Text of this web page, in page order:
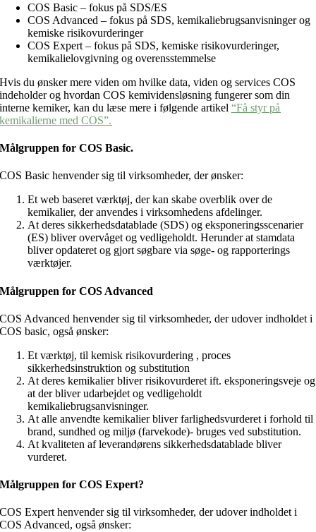
COS Basic – fokus på SDS/ES
COS Advanced – fokus på SDS, kemikaliebrugsanvisninger og
kemiske risikovurderinger
COS Expert – fokus på SDS, kemiske risikovurderinger,
kemikalielovgivning og overensstemmelse
Hvis du ønsker mere viden om hvilke data, viden og services COS
indeholder og hvordan COS kemividensløsning fungerer som din
interne kemiker, kan du læse mere i følgende artikel“Få styr på
kemikalierne med COS”.
Målgruppen for COS Basic.
COS Basic henvender sig til virksomheder, der ønsker:
Et web baseret værktøj, der kan skabe overblik over de
kemikalier, der anvendes i virksomhedens afdelinger.
At deres sikkerhedsdatablade (SDS) og eksponeringsscenarier
(ES) bliver overvåget og vedligeholdt. Herunder at stamdata
bliver opdateret og gjort søgbare via søge- og rapporterings
værktøjer.
Målgruppen for COS Advanced
COS Advanced henvender sig til virksomheder, der udover indholdet i
COS basic, også ønsker:
Et værktøj, til kemisk risikovurdering , proces
sikkerhedsinstruktion og substitution
At deres kemikalier bliver risikovurderet ift. eksponeringsveje og
at der bliver udarbejdet og vedligeholdt
kemikaliebrugsanvisninger.
At alle anvendte kemikalier bliver farlighedsvurderet i forhold til
brand, sundhed og miljø (farvekode)- bruges ved substitution.
At kvaliteten af leverandørens sikkerhedsdatablade bliver
vurderet.
Målgruppen for COS Expert?
COS Expert henvender sig til virksomheder, der udover indholdet i
COS Advanced, også ønsker: